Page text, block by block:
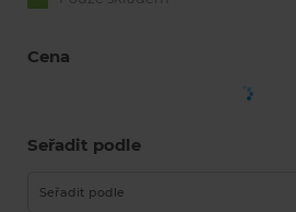
Cena
Seřadit podle
Seřadit podle